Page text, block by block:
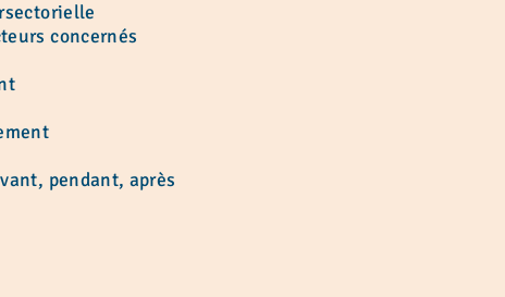
concernés
pendant, après